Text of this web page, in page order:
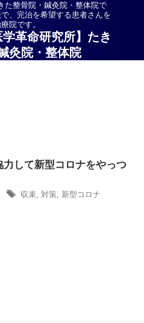
た整骨院・鍼灸院・整体院で
、完治を希望する患者さんを
院です。
革命研究所】たき
灸院・整体院
力して新型コロナをやっつ
収束 対策 新型コロナ